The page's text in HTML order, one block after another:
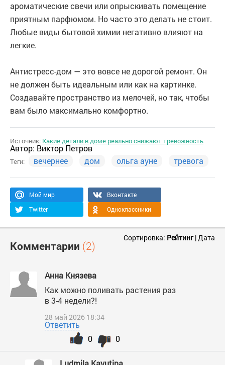
ароматические свечи или опрыскивать помещение
приятным парфюмом. Но часто это делать не стоит.
Любые виды бытовой химии негативно влияют на
легкие.
Антистресс-дом — это вовсе не дорогой ремонт. Он
не должен быть идеальным или как на картинке.
Создавайте пространство из мелочей, но так, чтобы
вам было максимально комфортно.
Источник: Какие детали в доме реально снижают тревожность
Автор: Виктор Петров
Теги: вечернее дом ольга ауне тревога
Мой мир
Вконтакте
Twitter
Одноклассники
Комментарии (2)
Сортировка: Рейтинг|Дата
Анна Князева
Как можно поливать растения раз
в 3-4 недели?!
28 май 2026 18:34
Ответить
0
0